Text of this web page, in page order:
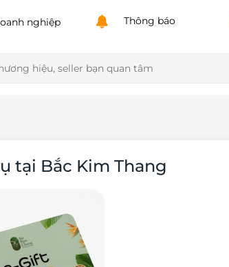
nghiệp Thông báo
tại Bắc Kim Thang